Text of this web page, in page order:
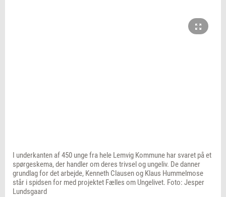
I underkanten af 450 unge fra hele Lemvig Kommune har svaret på et
spørgeskema, der handler om deres trivsel og ungeliv. De danner
grundlag for det arbejde, Kenneth Clausen og Klaus Hummelmose
står i spidsen for med projektet Fælles om Ungelivet. Foto: Jesper
Lundsgaard